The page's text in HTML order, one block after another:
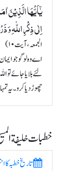
یٰۤاَیُّہَا الَّذِیۡنَ
اِلٰی ذِکۡرِ اللّٰہِ
الجمعہ، آیت ۱۰)
اے وہ لوگو جو
لئے بلایا جائے
چھوڑ دیا کرو۔ یہ
خطبات خلیفة
تاریخ خطبہ کا